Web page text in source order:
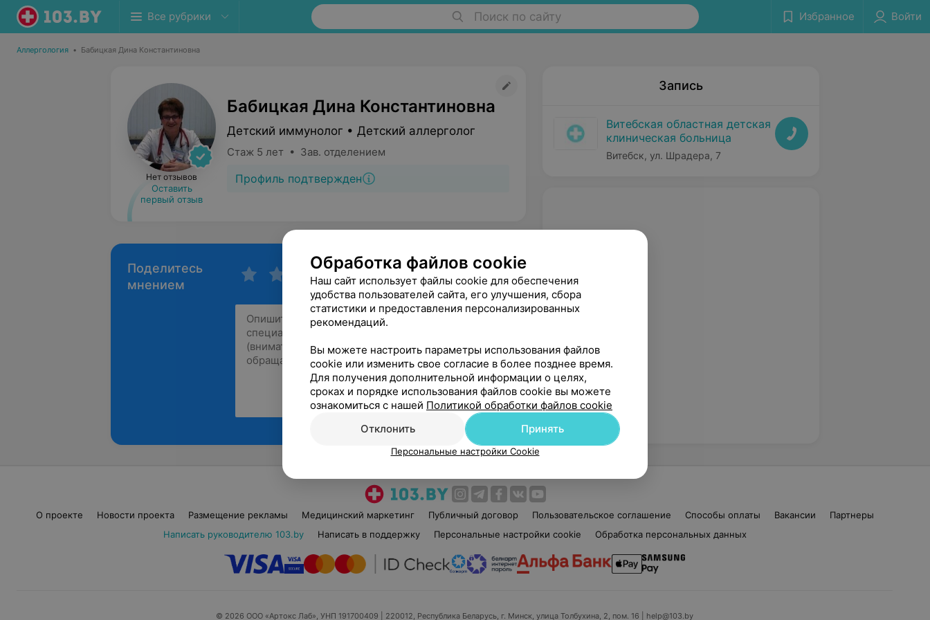
Все рубрики Поиск по сайту Избранное Войти
Аллергология • Бабицкая Дина Константиновна
Нет отзывов
Оставить
первый отзыв
Бабицкая Дина Константиновна
Детский иммунолог • Детский аллерголог
Стаж 5 лет • Зав. отделением
Профиль подтвержден
Поделитесь
мнением
Рекомендую
Запись
Витебская областная детская
клиническая больница
Витебск, ул. Шрадера, 7
О проекте Новости проекта Размещение рекламы Медицинский маркетинг Публичный договор Пользовательское соглашение Способы оплаты Вакансии
Партнеры
Написать руководителю 103.by
Написать в поддержку Персональные настройки cookie Обработка персональных данных
© 2026 ООО «Артокс Лаб», УНП 191700409 | 220012, Республика Беларусь, г. Минск, улица Толбухина, 2, пом. 16 | help@103.by
Обработка файлов cookie
Наш сайт использует файлы cookie для обеспечения
удобства пользователей сайта, его улучшения, сбора
статистики и предоставления персонализированных
рекомендаций.
Вы можете настроить параметры использования файлов
cookie или изменить свое согласие в более позднее время.
Для получения дополнительной информации о целях,
сроках и порядке использования файлов cookie вы можете
ознакомиться с нашей Политикой обработки файлов cookie
Отклонить
Принять
Персональные настройки Cookie